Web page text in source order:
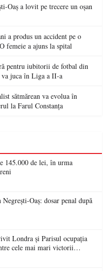
Oaș a lovit pe trecere un oșan
a produs un accident pe o
femeie a ajuns la spital
pentru iubitorii de fotbal din
juca în Liga a II-a
sătmărean va evolua în
la Farul Constanța
145.000 de lei, în urma
Oaș: dosar penal după
Londra și Parisul ocupația
cele mai mari victorii
o controversă diplomatică